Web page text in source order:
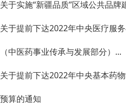
关于实施“新疆品质”区域公共品
关于提前下达2022年中央医疗服
（中医药事业传承与发展部分）...
关于提前下达2022年中央基本药
预算的通知